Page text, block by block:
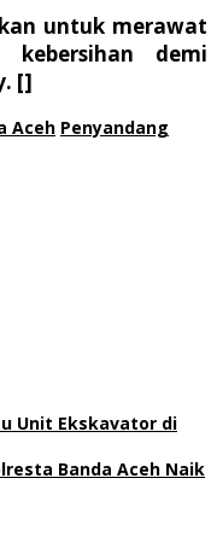
untuk merawat
demi
[]
Aceh Penyandang
Unit Ekskavator di
Banda Aceh Naik